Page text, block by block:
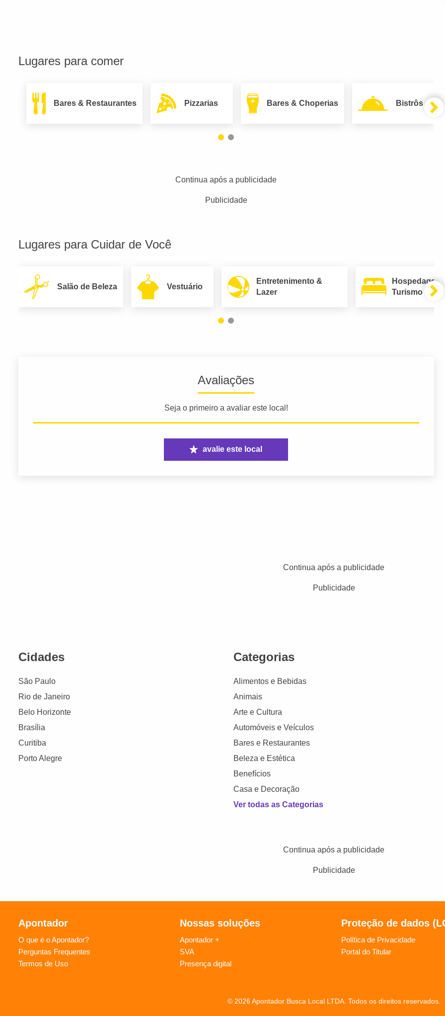
Lugares para comer
Bares & Restaurantes Pizzarias Bares & Choperias Bistrôs
Continua após a publicidade
Publicidade
Lugares para Cuidar de Você
Salão de Beleza Vestuário
Entretenimento &
Lazer
Hospedagem
Turismo
Avaliações
Seja o primeiro a avaliar este local!
avalie este local
Continua após a publicidade
Publicidade
Cidades
São Paulo
Rio de Janeiro
Belo Horizonte
Brasília
Curitiba
Porto Alegre
Categorias
Alimentos e Bebidas
Animais
Arte e Cultura
Automóveis e Veículos
Bares e Restaurantes
Beleza e Estética
Benefícios
Casa e Decoração
Ver todas as Categorias
Continua após a publicidade
Publicidade
Apontador
O que é o Apontador?
Perguntas Frequentes
Termos de Uso
Nossas soluções
Apontador +
SVA
Presença digital
Proteção de dados
Política de Privacidade
Portal do Titular
© 2026 Apontador Busca Local LTDA. Todos os direitos reservados.